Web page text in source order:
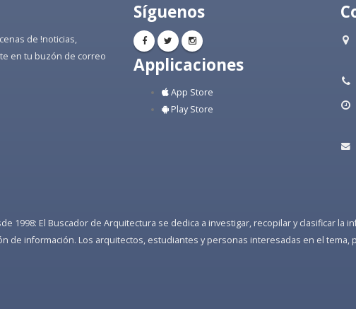
de !noticias,
en tu buzón de correo
Síguenos
Applicaciones
App Store
Play Store
1998: El Buscador de Arquitectura se dedica a investigar, recopilar y clasificar la
de información. Los arquitectos, estudiantes y personas interesadas en el tema,